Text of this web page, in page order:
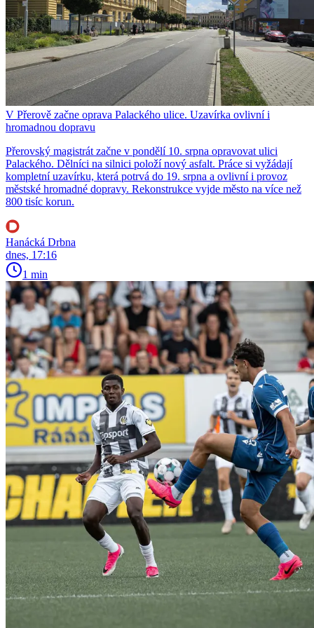
V Přerově začne oprava Palackého ulice. Uzavírka ovlivní i
hromadnou dopravu
Přerovský magistrát začne v pondělí 10. srpna opravovat ulici
Palackého. Dělníci na silnici položí nový asfalt. Práce si vyžádají
kompletní uzavírku, která potrvá do 19. srpna a ovlivní i provoz
městské hromadné dopravy. Rekonstrukce vyjde město na více než
800 tisíc korun.
Hanácká Drbna
dnes, 17:16
1 min